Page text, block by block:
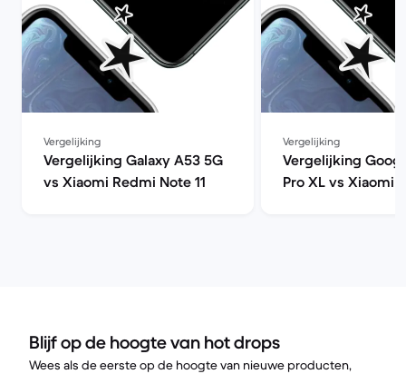
Vergelijking
Vergelijking Galaxy A53 5G
vs Xiaomi Redmi Note 11
Vergelijking
Vergelijking
Pro XL vs Xiaomi
Blijf op de hoogte van hot drops
Wees als de eerste op de hoogte van nieuwe producten,